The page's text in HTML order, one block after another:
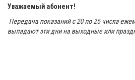
Уважаемый абонент!
Передача показаний с 20 по 25 числа
выпадают эти дни на выходные или